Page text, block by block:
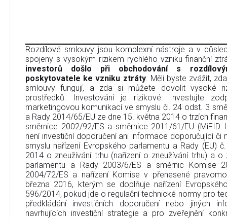
Rozdílové smlouvy jsou komplexní nástroje a v
spojeny s vysokým rizikem rychlého vzniku finanční
investorů došlo při obchodování s
poskytovatele ke vzniku ztráty. Měli byste zvážit,
smlouvy fungují, a zda si můžete dovolit vysoké
prostředků. Investování je rizikové. Investujte
marketingovou komunikací ve smyslu čl. 24 odst. 3
a Rady 2014/65/EU ze dne 15. května 2014 o trzích
směrnice 2002/92/ES a směrnice 2011/61/EU (MiFID
není investiční doporučení ani informace doporučující či
smyslu nařízení Evropského parlamentu a Rady (EU)
2014 o zneužívání trhu (nařízení o zneužívání trhu) a o
parlamentu a Rady 2003/6/ES a směrnic Komise
2004/72/ES a nařízení Komise v přenesené
března 2016, kterým se doplňuje nařízení
596/2014, pokud jde o regulační technické normy pro
předkládání investičních doporučení nebo jiných
navrhujících investiční strategie a pro zveřejnění